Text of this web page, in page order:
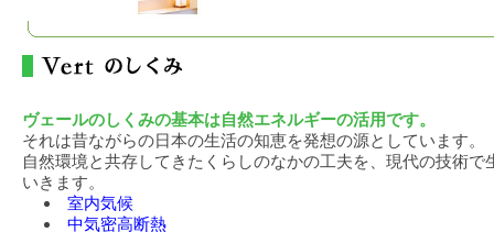
ヴェールのしくみの基本は自然エネルギーの活用です。
それは昔ながらの日本の生活の知恵を発想の源としています。
自然環境と共存してきたくらしのなかの工夫を、現代の技術で
いきます。
室内気候
中気密高断熱